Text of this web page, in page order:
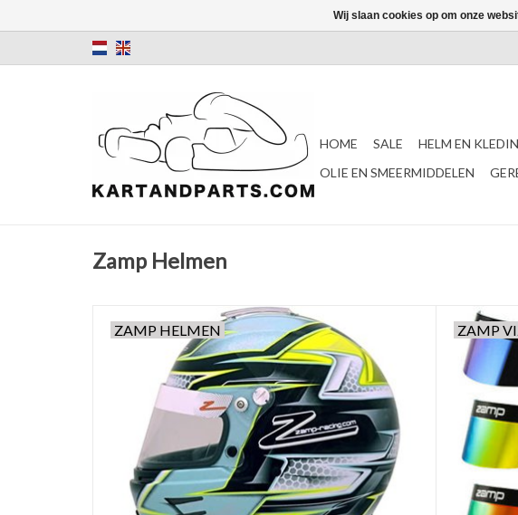
HOME SALE HELM EN
OLIE EN SMEERMIDDELEN
Zamp Helmen
ZAMP HELMEN ZAMP
Wij slaan cookies op om onze